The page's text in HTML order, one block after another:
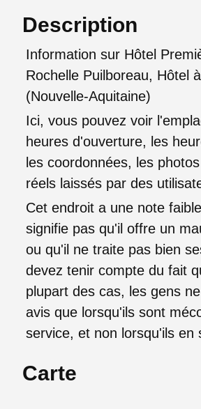
Description
Information sur Hôtel
Rochelle Puilboreau, Hôtel
(Nouvelle-Aquitaine)
Ici, vous pouvez voir
heures d'ouverture, les
les coordonnées, les
réels laissés par des
Cet endroit a une note
signifie pas qu'il offre un
ou qu'il ne traite pas bien
devez tenir compte du fait
plupart des cas, les gens
avis que lorsqu'ils sont
service, et non lorsqu'ils en
Carte